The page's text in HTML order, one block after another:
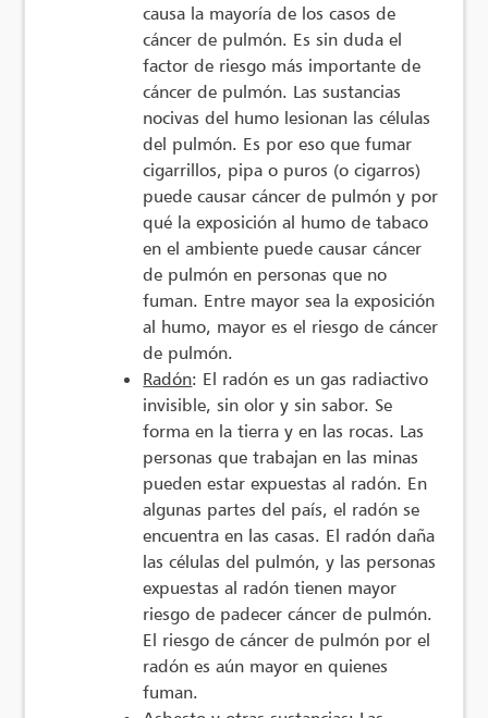
causa la mayoría de los casos de
cáncer de pulmón. Es sin duda el
factor de riesgo más importante de
cáncer de pulmón. Las sustancias
nocivas del humo lesionan las células
del pulmón. Es por eso que fumar
cigarrillos, pipa o puros (o cigarros)
puede causar cáncer de pulmón y por
qué la exposición al humo de tabaco
en el ambiente puede causar cáncer
de pulmón en personas que no
fuman. Entre mayor sea la exposición
al humo, mayor es el riesgo de cáncer
de pulmón.
Radón: El radón es un gas radiactivo
invisible, sin olor y sin sabor. Se
forma en la tierra y en las rocas. Las
personas que trabajan en las minas
pueden estar expuestas al radón. En
algunas partes del país, el radón se
encuentra en las casas. El radón daña
las células del pulmón, y las personas
expuestas al radón tienen mayor
riesgo de padecer cáncer de pulmón.
El riesgo de cáncer de pulmón por el
radón es aún mayor en quienes
fuman.